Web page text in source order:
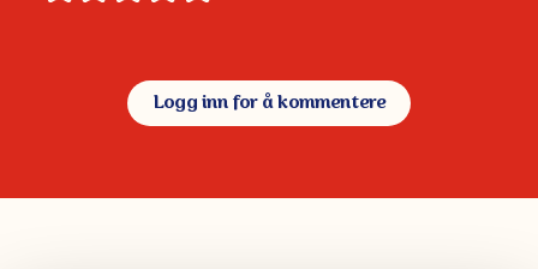
Logg inn for å kommentere